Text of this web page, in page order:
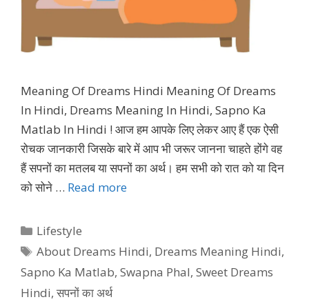
Meaning Of Dreams Hindi Meaning Of Dreams
In Hindi, Dreams Meaning In Hindi, Sapno Ka
Matlab In Hindi ! आज हम आपके लिए लेकर आए हैं एक ऐसी
रोचक जानकारी जिसके बारे में आप भी जरूर जानना चाहते होंगे वह
हैं सपनों का मतलब या सपनों का अर्थ। हम सभी को रात को या दिन
को सोने … Read more
Categories
Lifestyle
Tags
About Dreams Hindi, Dreams Meaning Hindi,
Sapno Ka Matlab, Swapna Phal, Sweet Dreams
Hindi, सपनों का अर्थ